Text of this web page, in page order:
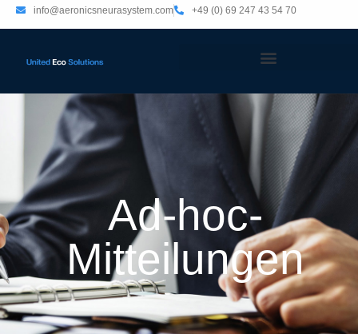
info@aeronicsneurasystem.com +49 (0) 69 247 43 54 70
Ad-hoc-
Mitteilungen